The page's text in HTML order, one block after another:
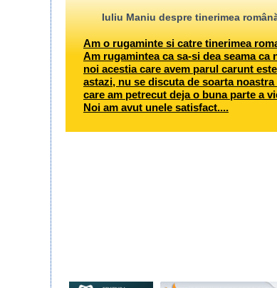
Iuliu Maniu despre tinerimea
Am o rugaminte si catre tinerimea
Am rugamintea ca sa-si dea seama ca
noi acestia care avem parul carunt
astazi, nu se discuta de soarta noastra
care am petrecut deja o buna parte a
Noi am avut unele satisfact....